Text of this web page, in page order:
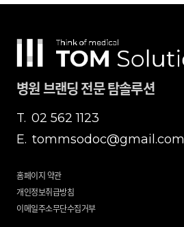
병원 브랜딩 전문 탐솔루션
T. 02 562 1123
E. tommsodoc@gmail.com
홈페이지 약관
개인정보취급방침
이메일주소무단수집거부